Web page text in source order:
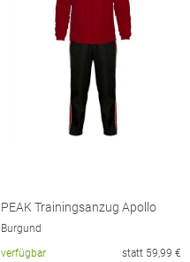
PEAK Trainingsanzug Apollo
Burgund
verfügbar
statt 59,99 €